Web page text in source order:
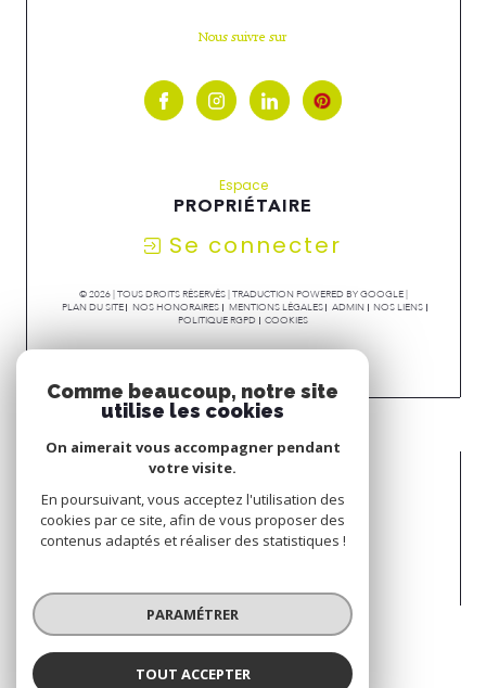
Nous suivre sur
Espace
PROPRIÉTAIRE
Se connecter
© 2026 | TOUS DROITS RÉSERVÉS | TRADUCTION POWERED BY GOOGLE |
PLAN DU SITE
NOS HONORAIRES MENTIONS LÉGALES ADMIN
NOS LIENS
POLITIQUE RGPD
COOKIES
Comme beaucoup, notre site
utilise les cookies
On aimerait vous accompagner pendant
votre visite.
En poursuivant, vous acceptez l'utilisation des
cookies par ce site, afin de vous proposer des
contenus adaptés et réaliser des statistiques !
PARAMÉTRER
TOUT ACCEPTER